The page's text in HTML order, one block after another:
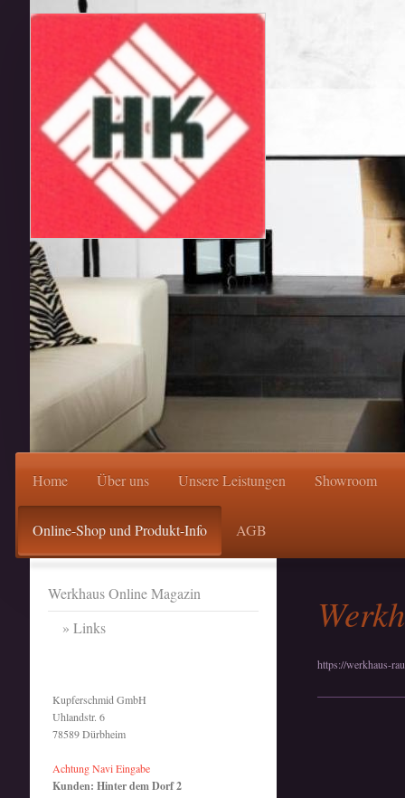
Home Über uns Unsere Leistungen Showroom
Online-Shop und Produkt-Info AGB
https://werkhaus-
Werkhaus Online Magazin
Links
Kupferschmid GmbH
Uhlandstr. 6
78589 Dürbheim
Achtung Navi Eingabe
Kunden: Hinter dem Dorf 2